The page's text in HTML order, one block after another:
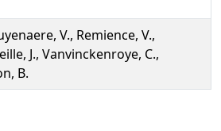
V., Remience, V.,
J., Vanvinckenroye, C.,
B.